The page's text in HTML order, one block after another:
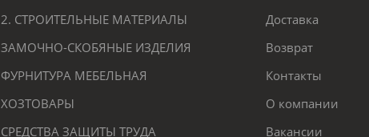
2. СТРОИТЕЛЬНЫЕ МАТЕРИАЛЫ
ЗАМОЧНО-СКОБЯНЫЕ ИЗДЕЛИЯ
ФУРНИТУРА МЕБЕЛЬНАЯ
ХОЗТОВАРЫ
СРЕДСТВА ЗАЩИТЫ ТРУДА
Доставка
Возврат
Контакты
О компании
Вакансии